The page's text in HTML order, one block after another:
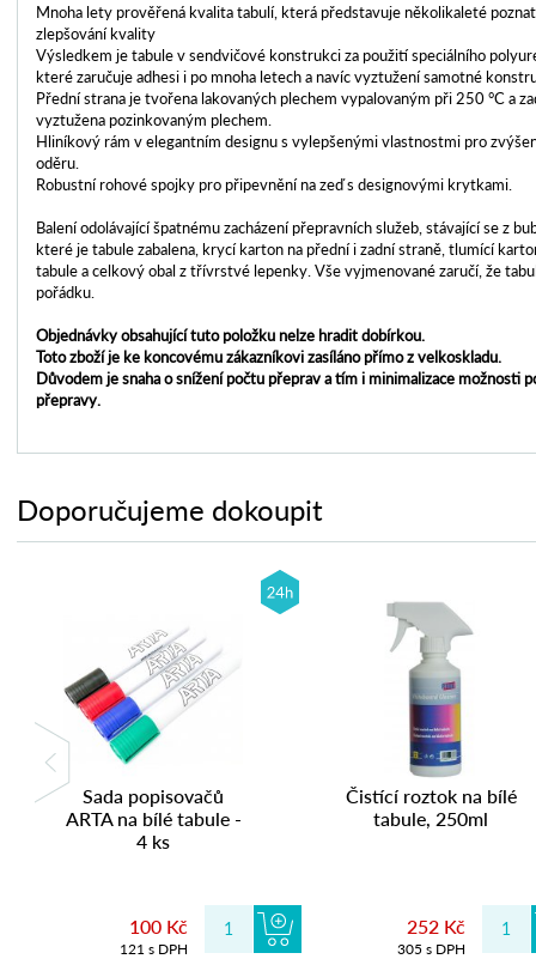
Mnoha lety prověřená kvalita tabulí, která představuje několikaleté
zlepšování kvality
Výsledkem je tabule v sendvičové konstrukci za použití speciálního
které zaručuje adhesi i po mnoha letech a navíc vyztužení samotné
Přední strana je tvořena lakovaných plechem vypalovaným při 250 °C a
vyztužena pozinkovaným plechem.
Hliníkový rám v elegantním designu s vylepšenými vlastnostmi pro
oděru.
Robustní rohové spojky pro připevnění na zeď s designovými krytkami.
Balení odolávající špatnému zacházení přepravních služeb, stávající se z
které je tabule zabalena, krycí karton na přední i zadní straně, tlumící
tabule a celkový obal z třívrstvé lepenky. Vše vyjmenované zaručí, že
pořádku.
Objednávky obsahující tuto položku nelze hradit dobírkou.
Toto zboží je ke koncovému zákazníkovi zasíláno přímo z velkoskladu.
Důvodem je snaha o snížení počtu přeprav a tím i minimalizace možnosti
přepravy.
Doporučujeme dokoupit
Sada popisovačů
ARTA na bílé tabule -
4 ks
100 Kč
121 s DPH
Čistící roztok na bílé
tabule, 250ml
252 Kč
305 s DPH